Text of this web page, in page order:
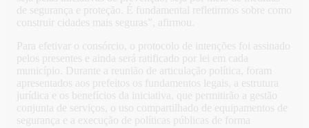
de segurança e proteção. É fundamental refletirmos sobre como
construir cidades mais seguras”, afirmou.
Para efetivar o consórcio, o protocolo de intenções foi assinado
pelos presentes e ainda será ratificado por lei em cada
município. Durante a reunião de articulação política, foram
apresentados aos prefeitos os fundamentos legais, a estrutura
jurídica e os benefícios da iniciativa, que permitirão a gestão
conjunta de serviços, o uso compartilhado de equipamentos de
segurança e a execução de políticas públicas de forma